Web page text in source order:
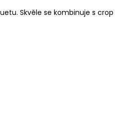
Skvěle se kombinuje s